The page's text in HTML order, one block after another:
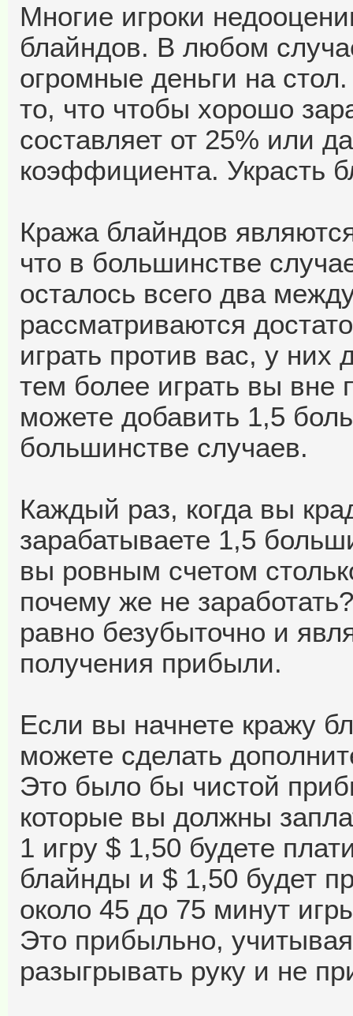
Многие игроки
блайндов. В любом
огромные деньги на
то, что чтобы хорошо
составляет от 25% или
коэффициента. Украсть
Кража блайндов
что в большинстве
осталось всего два
рассматриваются
играть против вас, у
тем более играть вы вне
можете добавить 1,5
большинстве случаев.
Каждый раз, когда вы
зарабатываете 1,5
вы ровным счетом
почему же не
равно безубыточно и
получения прибыли.
Если вы начнете кражу
можете сделать
Это было бы чистой
которые вы должны
1 игру $ 1,50 будете
блайнды и $ 1,50 будет
около 45 до 75 минут
Это прибыльно,
разыгрывать руку и не